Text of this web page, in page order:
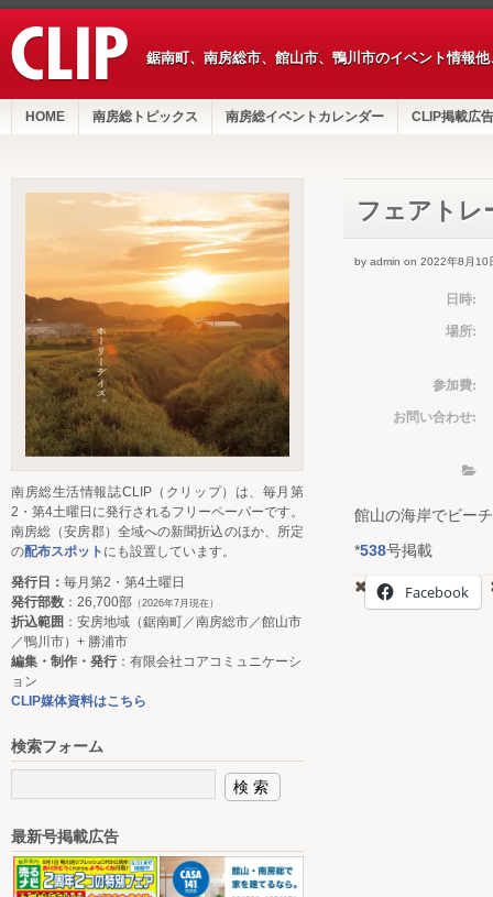
鋸南町、南房総市、館山市、鴨川市のイベント情報
HOME 南房総トピックス 南房総イベントカレンダー CLIP掲載広告
フェアトレ
by admin on 2022年8月10
日時:
場所:
参加費:
お問い合わせ:
館山の海岸でビー
*538号掲載
Facebook
南房総生活情報誌CLIP（クリップ）は、毎月第
2・第4土曜日に発行されるフリーペーパーです。
南房総（安房郡）全域への新聞折込のほか、所定
の配布スポット にも設置しています。
発行日： 毎月第2・第4土曜日
発行部数 ：26,700部 （2026年7月現在）
折込範囲 ：安房地域（鋸南町／南房総市／館山市
／鴨川市）+ 勝浦市
編集・制作・発行：有限会社コアコミュニケーシ
ョン
CLIP媒体資料はこちら
検索フォーム
最新号掲載広告